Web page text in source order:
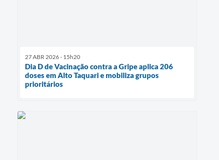
27 ABR 2026 - 15h20
Dia D de Vacinação contra a Gripe aplica 206
doses em Alto Taquari e mobiliza grupos
prioritários